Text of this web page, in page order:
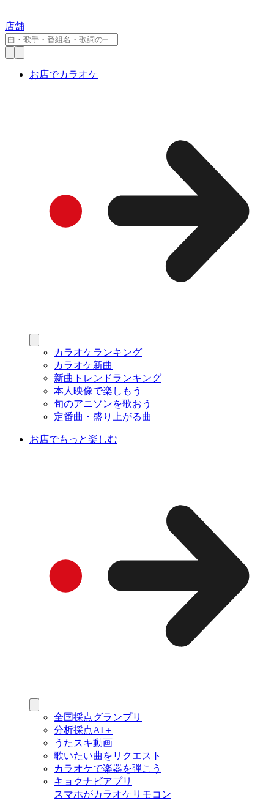
店舗
お店でカラオケ
カラオケランキング
カラオケ新曲
新曲トレンドランキング
本人映像で楽しもう
旬のアニソンを歌おう
定番曲・盛り上がる曲
お店でもっと楽しむ
全国採点グランプリ
分析採点AI＋
うたスキ動画
歌いたい曲をリクエスト
カラオケで楽器を弾こう
キョクナビアプリ
スマホがカラオケリモコン